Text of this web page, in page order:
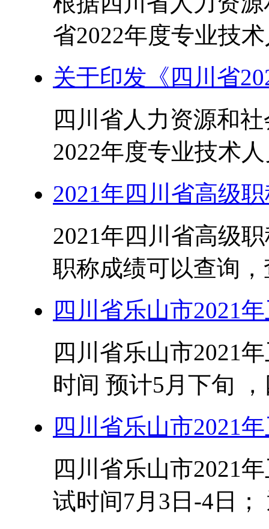
省2022年度专业技
关于印发《四川省
四川省人力资源和
2022年度专业技术
2021年四川省高级
2021年四川省高级
职称成绩可以查询
四川省乐山市2021
四川省乐山市2021
时间 预计5月下旬
四川省乐山市2021
四川省乐山市2021
试时间7月3日-4日